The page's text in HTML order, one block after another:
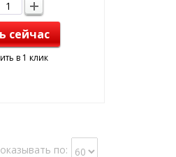
сейчас
в 1 клик
по: